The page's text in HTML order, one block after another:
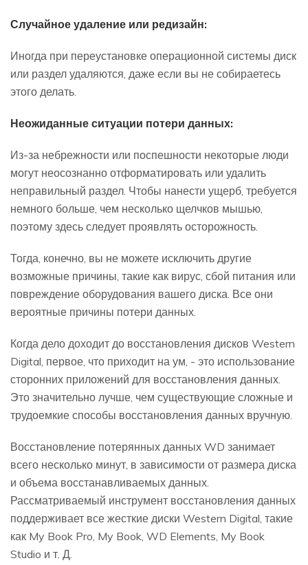
Случайное удаление или редизайн:
Иногда при переустановке операционной системы диск
или раздел удаляются, даже если вы не собираетесь
этого делать.
Неожиданные ситуации потери данных:
Из-за небрежности или поспешности некоторые люди
могут неосознанно отформатировать или удалить
неправильный раздел. Чтобы нанести ущерб, требуется
немного больше, чем несколько щелчков мышью,
поэтому здесь следует проявлять осторожность.
Тогда, конечно, вы не можете исключить другие
возможные причины, такие как вирус, сбой питания или
повреждение оборудования вашего диска. Все они
вероятные причины потери данных.
Когда дело доходит до восстановления дисков Western
Digital, первое, что приходит на ум, - это использование
сторонних приложений для восстановления данных.
Это значительно лучше, чем существующие сложные и
трудоемкие способы восстановления данных вручную.
Восстановление потерянных данных WD занимает
всего несколько минут, в зависимости от размера диска
и объема восстанавливаемых данных.
Рассматриваемый инструмент восстановления данных
поддерживает все жесткие диски Western Digital, такие
как My Book Pro, My Book, WD Elements, My Book
Studio и т. Д.